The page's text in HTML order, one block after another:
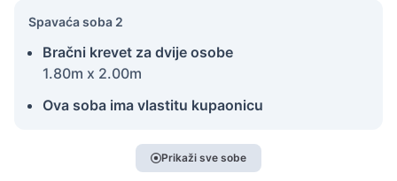
Spavaća soba 2
Bračni krevet za dvije osobe
1.80m x 2.00m
Ova soba ima vlastitu kupaonicu
Prikaži sve sobe